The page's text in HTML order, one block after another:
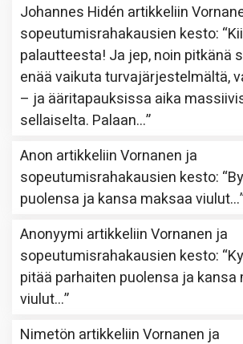
Johannes Hidén artikkeliin
sopeutumisrahakausien kesto: “
palautteesta! Ja jep, noin pitkänä
enää vaikuta turvajärjestelmältä,
– ja ääritapauksissa aika
sellaiselta. Palaan…”
Anon artikkeliinVornanen ja
sopeutumisrahakausien kesto: “
puolensa ja kansa maksaa viulut…
Anonyymi artikkeliinVornanen ja
sopeutumisrahakausien kesto: “
pitää parhaiten puolensa ja kansa
viulut…”
Nimetön artikkeliinVornanen ja